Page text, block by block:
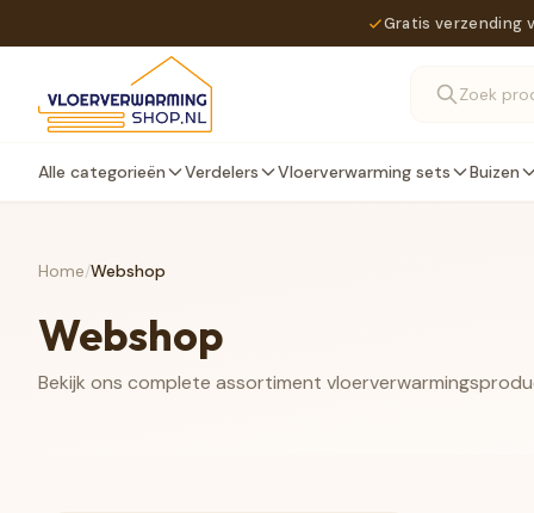
Gratis verzending
Alle categorieën Verdelers Vloerverwarming sets Buizen
Home/Webshop
Webshop
Bekijk ons complete assortiment